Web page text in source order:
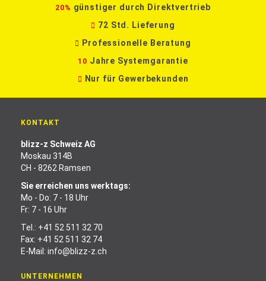
20% günstiger durch Direktvertrieb
72 Std. Lieferung
Professionelle Beratung
10 Jahre Systemgarantie
Nur für Gewerbekunden
KONTAKT
blizz-z Schweiz AG
Moskau 314B
CH - 8262 Ramsen
Sie erreichen uns werktags:
Mo - Do: 7 - 18 Uhr
Fr: 7 - 16 Uhr
Tel.: +41 52 511 32 70
Fax: +41 52 511 32 74
E-Mail: info@blizz-z.ch
UNTERNEHMEN